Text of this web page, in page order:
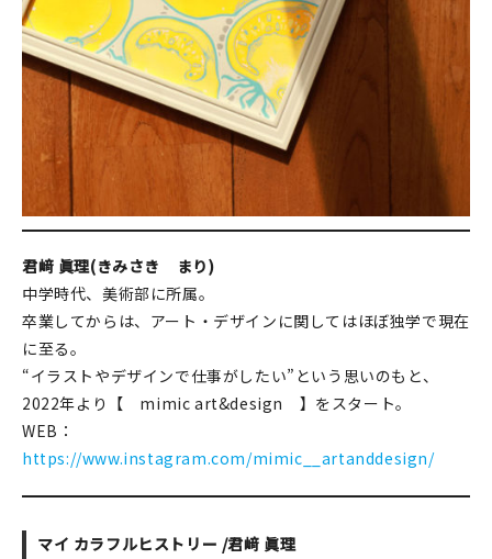
君﨑 眞理(きみさき まり)
中学時代、美術部に所属。
卒業してからは、アート・デザインに関してはほぼ独学で現在
に至る。
“イラストやデザインで仕事がしたい”という思いのもと、
2022年より【 mimic art&design 】をスタート。
WEB：
https://www.instagram.com/mimic__artanddesign/
マイ カラフルヒストリー /君﨑 眞理